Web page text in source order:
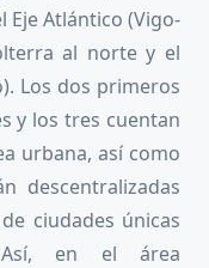
Eje Atlántico (Vigo-
al norte y el
Los dos primeros
y los tres cuentan
urbana, así como
descentralizadas
ciudades únicas
en el área